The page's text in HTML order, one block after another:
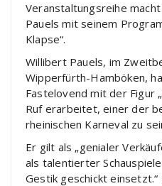
Veranstaltungsreihe
Pauels mit seinem
Klapse“.
Willibert Pauels, im
Wipperfürth-Hamböken,
Fastelovend mit der Figur
Ruf erarbeitet, einer der
rheinischen Karneval zu
Er gilt als „genialer
als talentierter
Gestik geschickt